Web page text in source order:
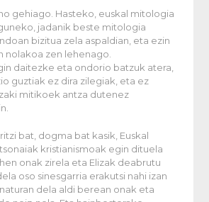
gehiago. Hasteko, euskal mitologia
jadanik beste mitologia
bizitua zela aspaldian, eta ezin
nolakoa zen lehenago.
daitezke eta ondorio batzuk atera,
guztiak ez dira zilegiak, eta ez
mitikoek antza dutenez
bat, dogma bat kasik, Euskal
kristianismoak egin dituela
onak zirela eta Elizak deabrutu
oso sinesgarria erakutsi nahi izan
dela aldi berean onak eta